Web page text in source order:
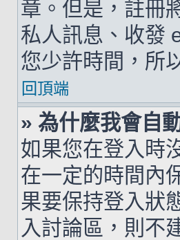
章。但是，註冊
私人訊息、收發
您少許時間，所
回頂端
» 為什麼我會自
如果您在登入時
在一定的時間內
果要保持登入狀
入討論區，則不